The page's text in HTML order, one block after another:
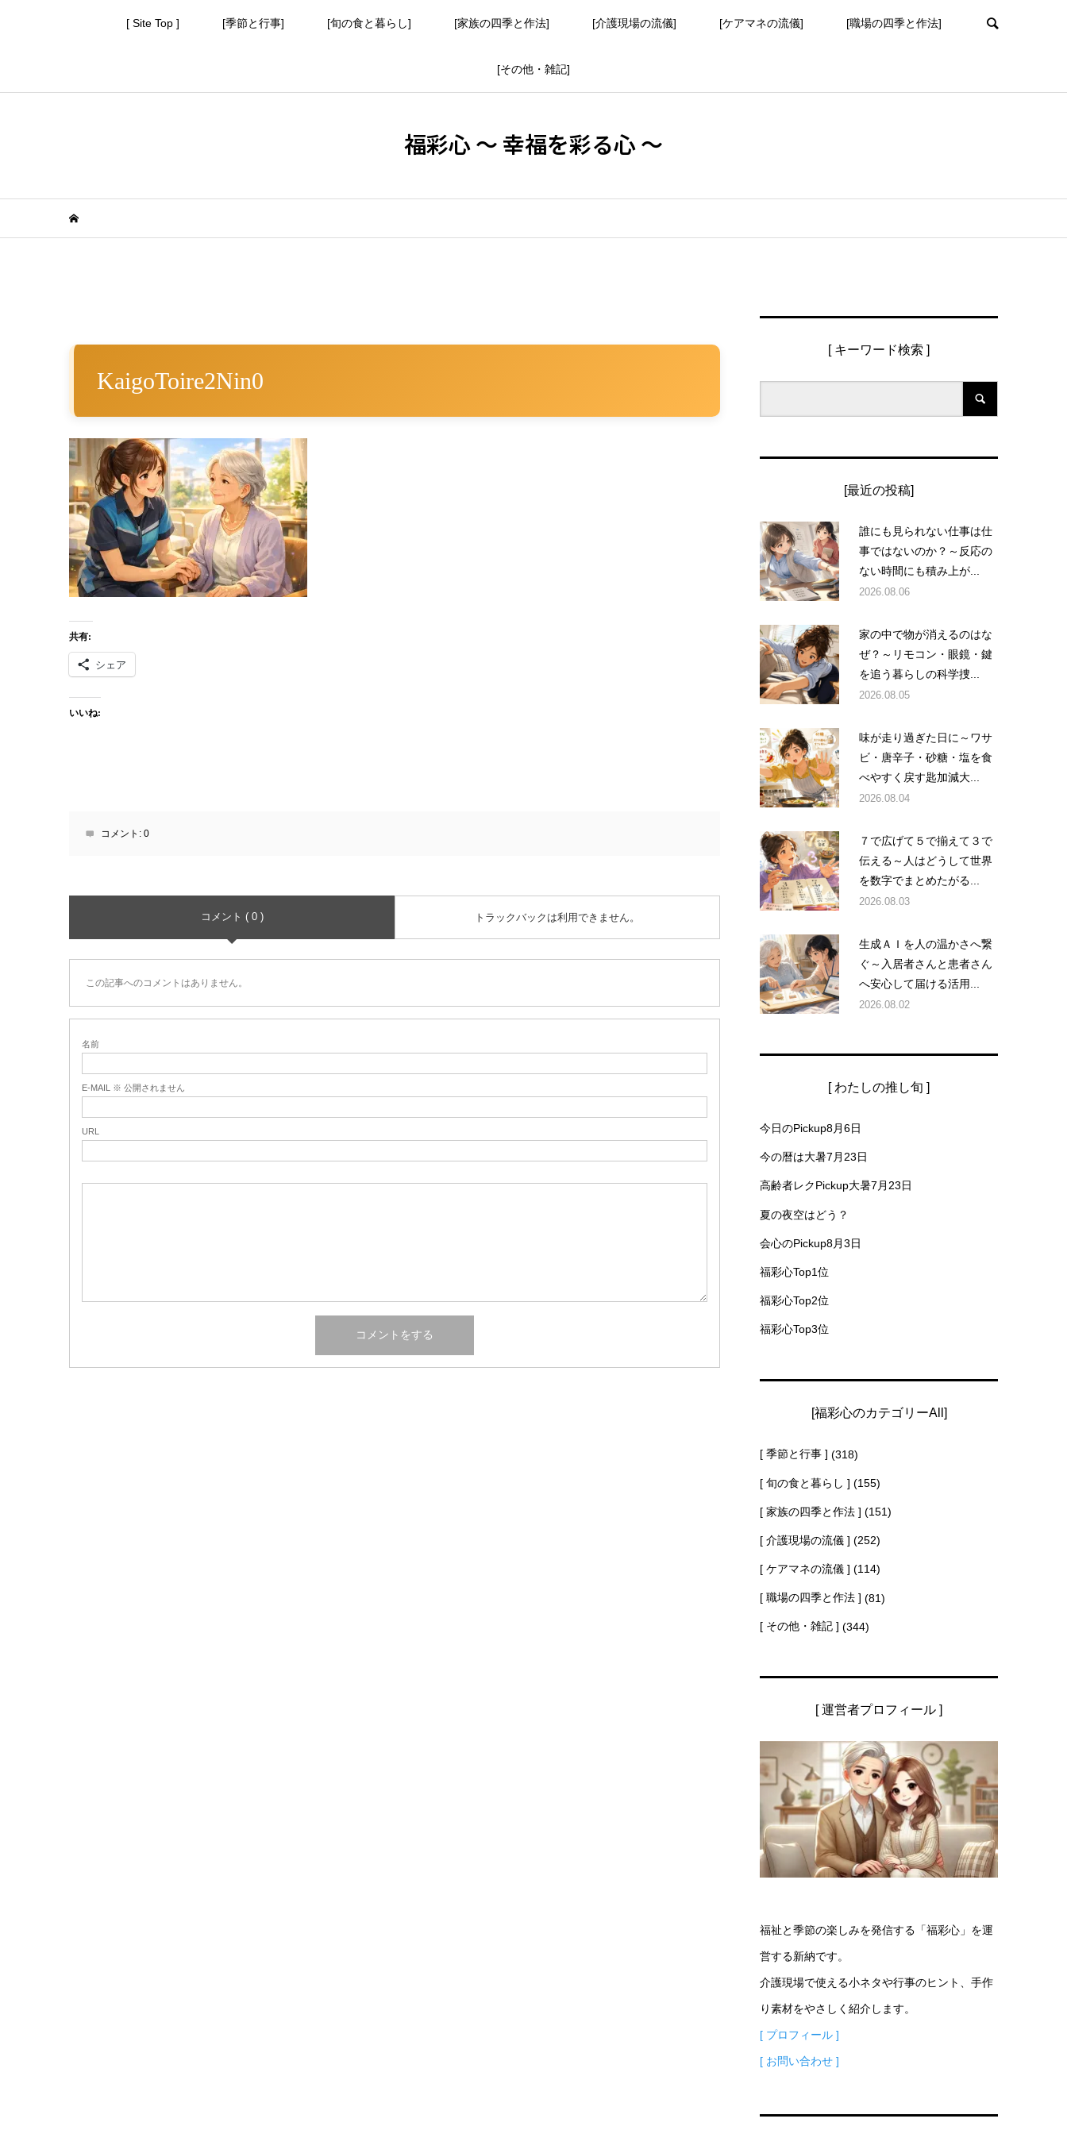
[ Site Top ] [季節と行事] [旬の食と暮らし] [家族の四季と作法] [介護現場の流儀] [ケアマネの流儀] [職場の四季と作法]
[その他・雑記]
福彩心 ～ 幸福を彩る心 ～
KaigoToire2Nin0
共有:
シェア
いいね:
コメント: 0
コメント ( 0 ) トラックバックは利用できません。
この記事へのコメントはありません。
名前
E-MAIL ※ 公開されません
URL
[ キーワード検索 ]
[最近の投稿]
誰にも見られない仕事は仕
事ではないのか？～反応の
ない時間にも積み上が...
2026.08.06
家の中で物が消えるのはな
ぜ？～リモコン・眼鏡・鍵
を追う暮らしの科学捜...
2026.08.05
味が走り過ぎた日に～ワサ
ビ・唐辛子・砂糖・塩を食
べやすく戻す匙加減大...
2026.08.04
７で広げて５で揃えて３で
伝える～人はどうして世界
を数字でまとめたがる...
2026.08.03
生成ＡＩを人の温かさへ繋
ぐ～入居者さんと患者さん
へ安心して届ける活用...
2026.08.02
[ わたしの推し旬 ]
今日のPickup8月6日
今の暦は大暑7月23日
高齢者レクPickup大暑7月23日
夏の夜空はどう？
会心のPickup8月3日
福彩心Top1位
福彩心Top2位
福彩心Top3位
[福彩心のカテゴリーAll]
[ 季節と行事 ] (318)
[ 旬の食と暮らし ] (155)
[ 家族の四季と作法 ] (151)
[ 介護現場の流儀 ] (252)
[ ケアマネの流儀 ] (114)
[ 職場の四季と作法 ] (81)
[ その他・雑記 ] (344)
[ 運営者プロフィール ]
福祉と季節の楽しみを発信する「福彩心」を運
営する新納です。
介護現場で使える小ネタや行事のヒント、手作
り素材をやさしく紹介します。
[ プロフィール ]
[ お問い合わせ ]